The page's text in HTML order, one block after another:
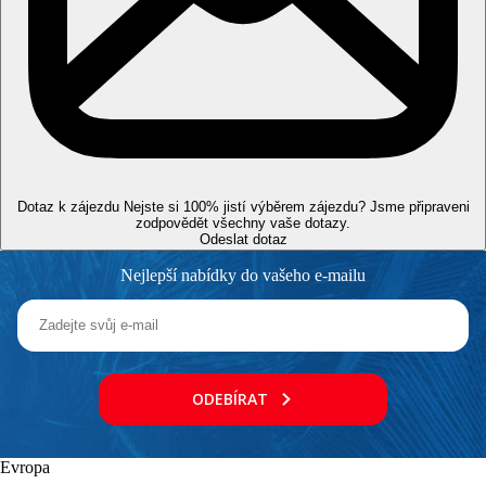
Zdarma:
WiFi v lobby i na pokojích.
Za poplatek:internetový koutek v lobby.
www.sunrise.com
Vzdálenost od nejbližšího letiště
0 m
Vzdálenost k pláži
Slunečníky na pláži za poplatek
Dotaz k zájezdu Nejste si 100% jistí výběrem zájezdu? Jsme připraveni
zodpovědět všechny vaše dotazy.
Odeslat dotaz
Nejlepší nabídky do vašeho e-mailu
ODEBÍRAT
Evropa